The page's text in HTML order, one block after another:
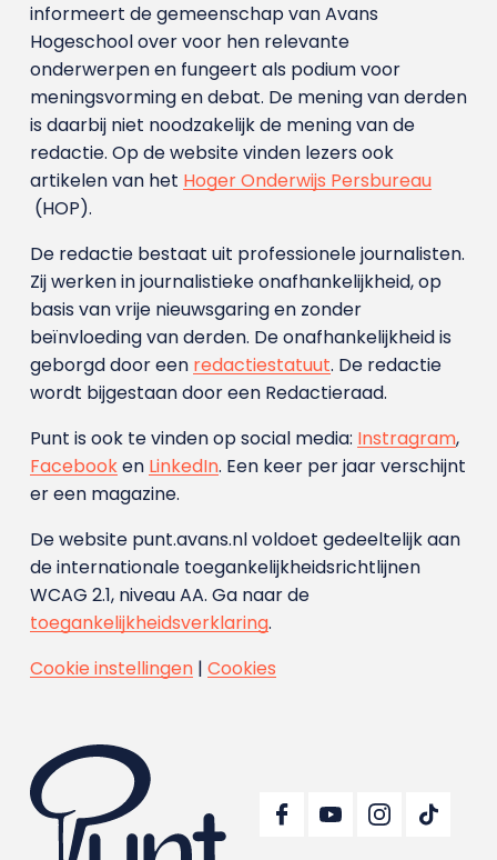
informeert de gemeenschap van Avans
Hogeschool over voor hen relevante
onderwerpen en fungeert als podium voor
meningsvorming en debat. De mening van derden
is daarbij niet noodzakelijk de mening van de
redactie. Op de website vinden lezers ook
artikelen van het Hoger Onderwijs Persbureau
(HOP).
De redactie bestaat uit professionele journalisten.
Zij werken in journalistieke onafhankelijkheid, op
basis van vrije nieuwsgaring en zonder
beïnvloeding van derden. De onafhankelijkheid is
geborgd door een redactiestatuut. De redactie
wordt bijgestaan door een Redactieraad.
Punt is ook te vinden op social media: Instragram,
Facebooken LinkedIn. Een keer per jaar verschijnt
er een magazine.
De website punt.avans.nl voldoet gedeeltelijk aan
de internationale toegankelijkheidsrichtlijnen
WCAG 2.1, niveau AA. Ga naar de
toegankelijkheidsverklaring.
Cookie instellingen| Cookies